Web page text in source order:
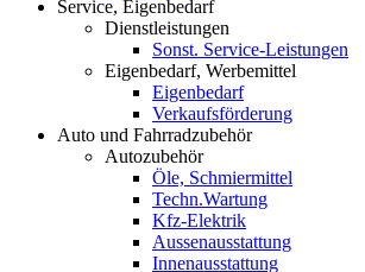
Service, Eigenbedarf
Dienstleistungen
Sonst. Service-Leistungen
Eigenbedarf, Werbemittel
Eigenbedarf
Verkaufsförderung
Auto und Fahrradzubehör
Autozubehör
Öle, Schmiermittel
Techn.Wartung
Kfz-Elektrik
Aussenausstattung
Innenausstattung